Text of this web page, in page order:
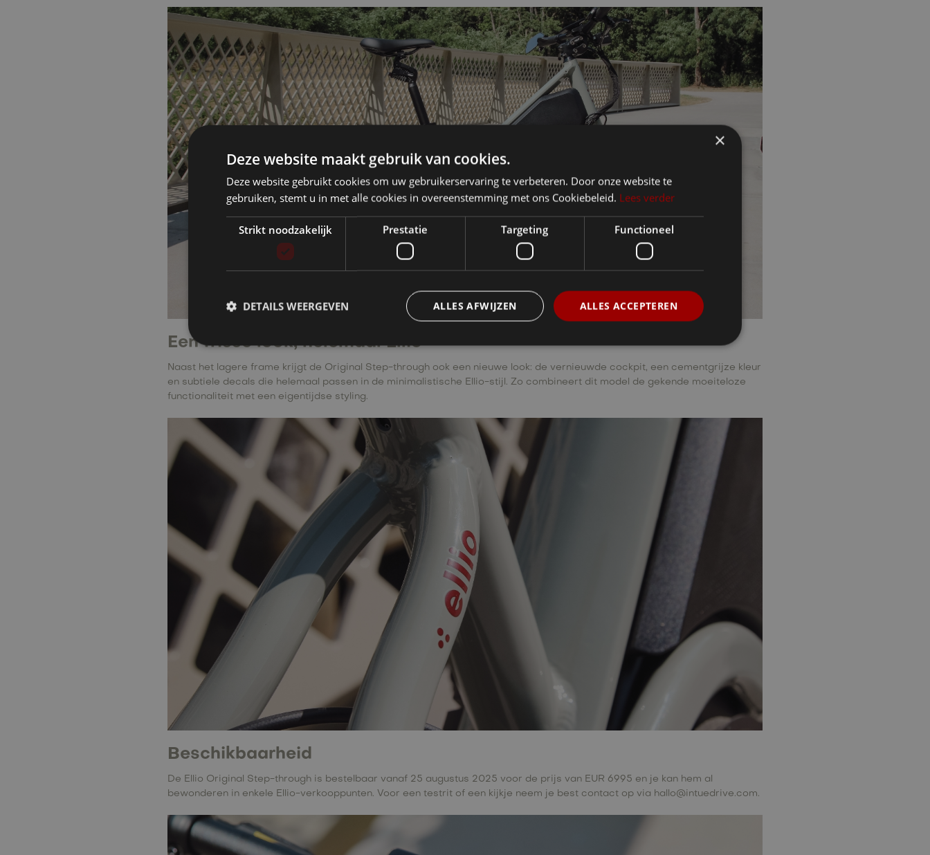
Een frisse look, helemaal Ellio
Naast het lagere frame krijgt de Original Step-through ook een nieuwe look: de vernieuwde cockpit, een cementgrijze kleur
en subtiele decals die helemaal passen in de minimalistische Ellio-stijl. Zo combineert dit model de gekende moeiteloze
functionaliteit met een eigentijdse styling.
Beschikbaarheid
De Ellio Original Step-through is bestelbaar vanaf 25 augustus 2025 voor de prijs van EUR 6995 en je kan hem al
bewonderen in enkele Ellio-verkooppunten. Voor een testrit of een kijkje neem je best contact op via hallo@intuedrive.com.
×
Deze website maakt gebruik van cookies.
Deze website gebruikt cookies om uw gebruikerservaring te verbeteren. Door onze website te
gebruiken, stemt u in met alle cookies in overeenstemming met ons Cookiebeleid. Lees verder
Strikt noodzakelijk Prestatie Targeting Functioneel
ALLES ACCEPTEREN
ALLES AFWIJZEN
DETAILS WEERGEVEN